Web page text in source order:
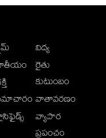
విద్య
రైతు
కుటుంబం
వాతావరణం
వ్యాపార
ప్రపంచం